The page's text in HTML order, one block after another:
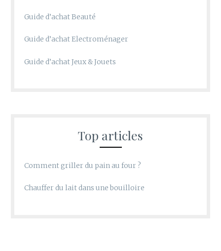
Guide d’achat Beauté
Guide d’achat Electroménager
Guide d’achat Jeux & Jouets
Top articles
Comment griller du pain au four ?
Chauffer du lait dans une bouilloire